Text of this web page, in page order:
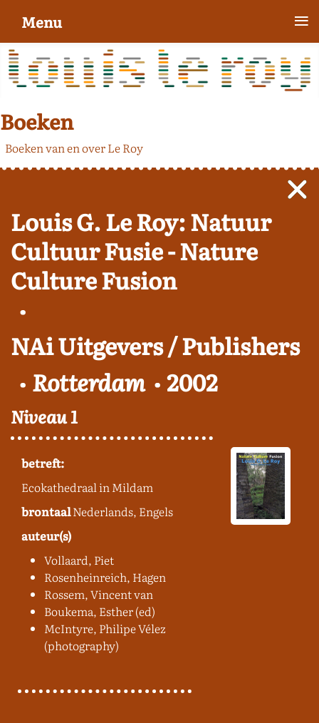
Boeken
Boeken van en over Le Roy
Louis G. Le Roy: Natuur
Cultuur Fusie - Nature
Culture Fusion
NAi Uitgevers / Publishers
Rotterdam
2002
Niveau 1
betreft:
Ecokathedraal in Mildam
brontaalNederlands, Engels
auteur(s)
Vollaard, Piet
Rosenheinreich, Hagen
Rossem, Vincent van
Boukema, Esther (ed)
McIntyre, Philipe Vélez
(photography)
Menu ≡